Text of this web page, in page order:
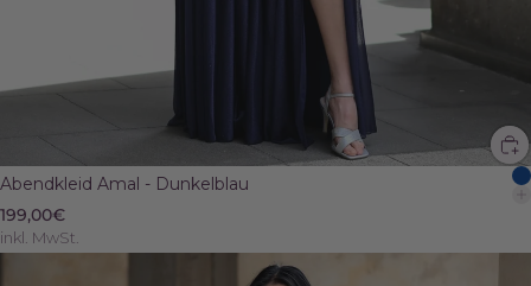
Abendkleid Amal - Dunkelblau
199,00€
inkl. MwSt.